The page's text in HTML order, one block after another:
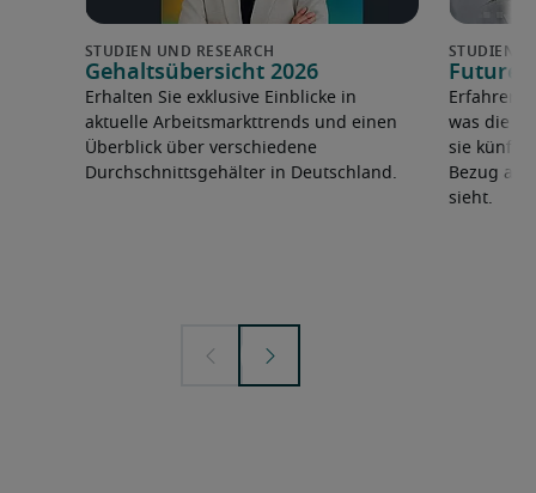
Gehaltsübersicht 2026
Erhalten Sie exklusive Einblicke in
aktuelle Arbeitsmarkttrends und einen
Überblick über verschiedene
Durchschnittsgehälter in Deutschland.
Future
Erfahren
was die
sie
Bezug
sieht.